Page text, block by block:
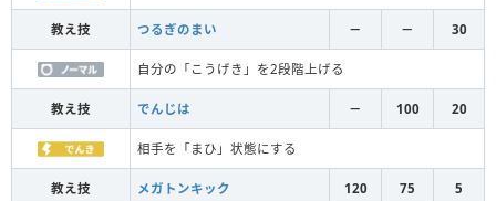
教え技 つるぎのまい － － 30
自分の「こうげき」を2段階上げる
教え技 でんじは － 100 20
相手を「まひ」状態にする
教え技 メガトンキック 120 75 5